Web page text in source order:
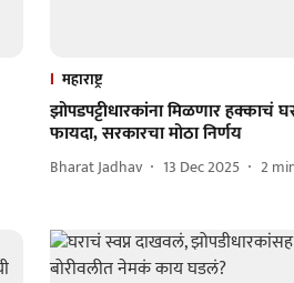
महाराष्ट्र
झोपडपट्टीधारकांना मिळणार हक्काचं
फायदा, सरकारचा मोठा निर्णय
Bharat Jadhav 13 Dec 2025 2